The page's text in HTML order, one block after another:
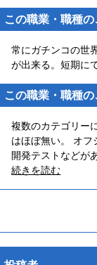
この職業・職種
常にガチンコの世
が出来る。短期に
この職業・職種
複数のカテゴリー
はほぼ無い。 オフ
開発テストなどが
続きを読む